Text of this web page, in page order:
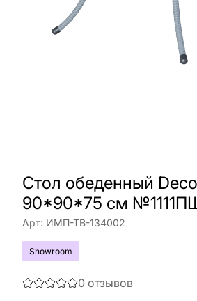
Стол обеденный
90*90*75 см
Арт: ИМП-ТВ-134002
Showroom
0 отзывов